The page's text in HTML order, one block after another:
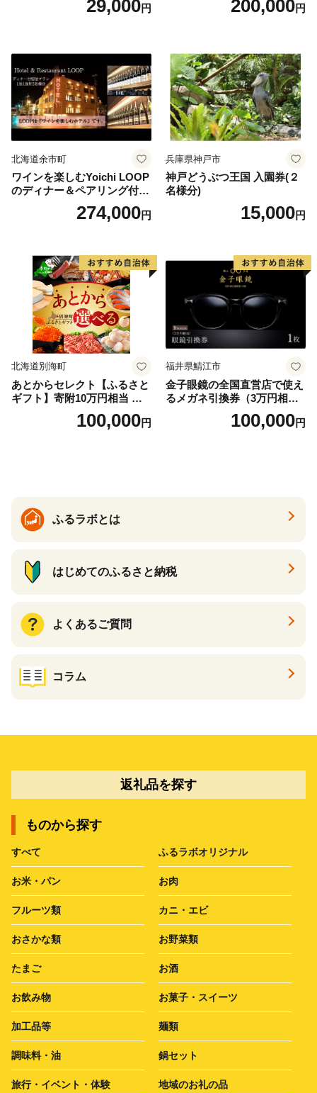
りばすぐ 石川県 小松市
29,000円 200,000円
北海道余市町
ワインを楽しむYoichi LOOP
のディナー＆ペアリング付宿
泊プラン＜デラックスツイン
274,000円
兵庫県神戸市
神戸どうぶつ王国 入園券(２
名様分)
15,000円
北海道別海町
あとからセレクト【ふるさと
ギフト】寄附10万円相当 あ
とから選べる！ ギフト いく
ら ほたて 海鮮 牛肉 別海町
ギフト ふるさと納税 ）
100,000円
福井県鯖江市
金子眼鏡の全国直営店で使え
るメガネ引換券（3万円相
100,000円
ふるラボとは
はじめてのふるさと納税
よくあるご質問
コラム
返礼品を探す
ものから探す
すべて ふるラボオリジナル
お米・パン お肉
フルーツ類 カニ・エビ
おさかな類 お野菜類
たまご お酒
お飲み物 お菓子・スイーツ
加工品等 麺類
調味料・油 鍋セット
旅行・イベント・体験 地域のお礼の品